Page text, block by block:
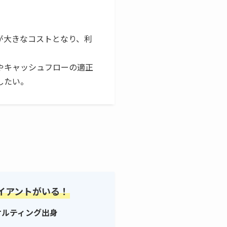
きなコストとなり、利
ャッシュフローの適正
い。
アントがいる！
ティング出身